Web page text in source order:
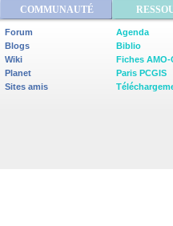
COMMUNAUTÉ
Forum
Blogs
Wiki
Planet
Sites amis
Agenda
Biblio
Fiches AMO-
Paris PCGIS